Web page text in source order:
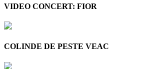
VIDEO CONCERT: FIOR
COLINDE DE PESTE VEAC